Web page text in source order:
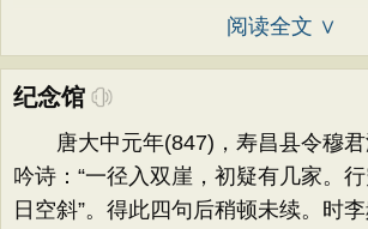
阅读全文 ∨
纪念馆
唐大中元年(847)，寿昌县令穆君
吟诗：“一径入双崖，初疑有几家。
日空斜”。得此四句后稍顿未续。时